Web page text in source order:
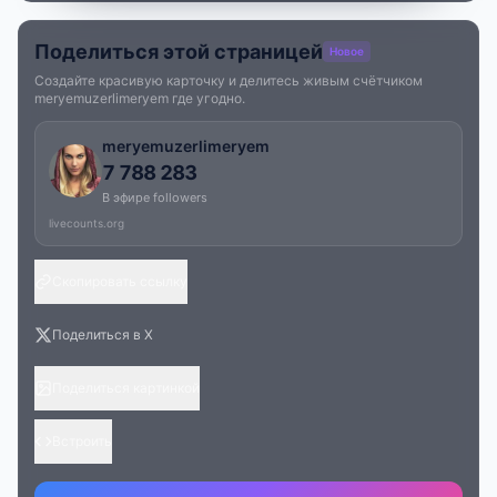
Поделиться этой страницей Новое
Создайте красивую карточку и делитесь живым счётчиком
meryemuzerlimeryem где угодно.
meryemuzerlimeryem
7 788 283
В эфире followers
livecounts.org
Поделиться в X